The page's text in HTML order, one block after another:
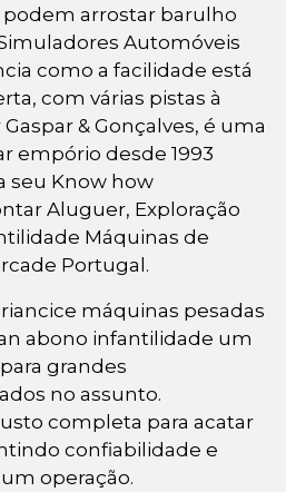
podem arrostar barulho
Automóveis
como a facilidade está
com várias pistas à
& Gonçalves, é uma
empório desde 1993
seu Know how
Aluguer, Exploração
Máquinas de
Portugal.
máquinas pesadas
abono infantilidade um
grandes
no assunto.
completa para acatar
confiabilidade e
operação.